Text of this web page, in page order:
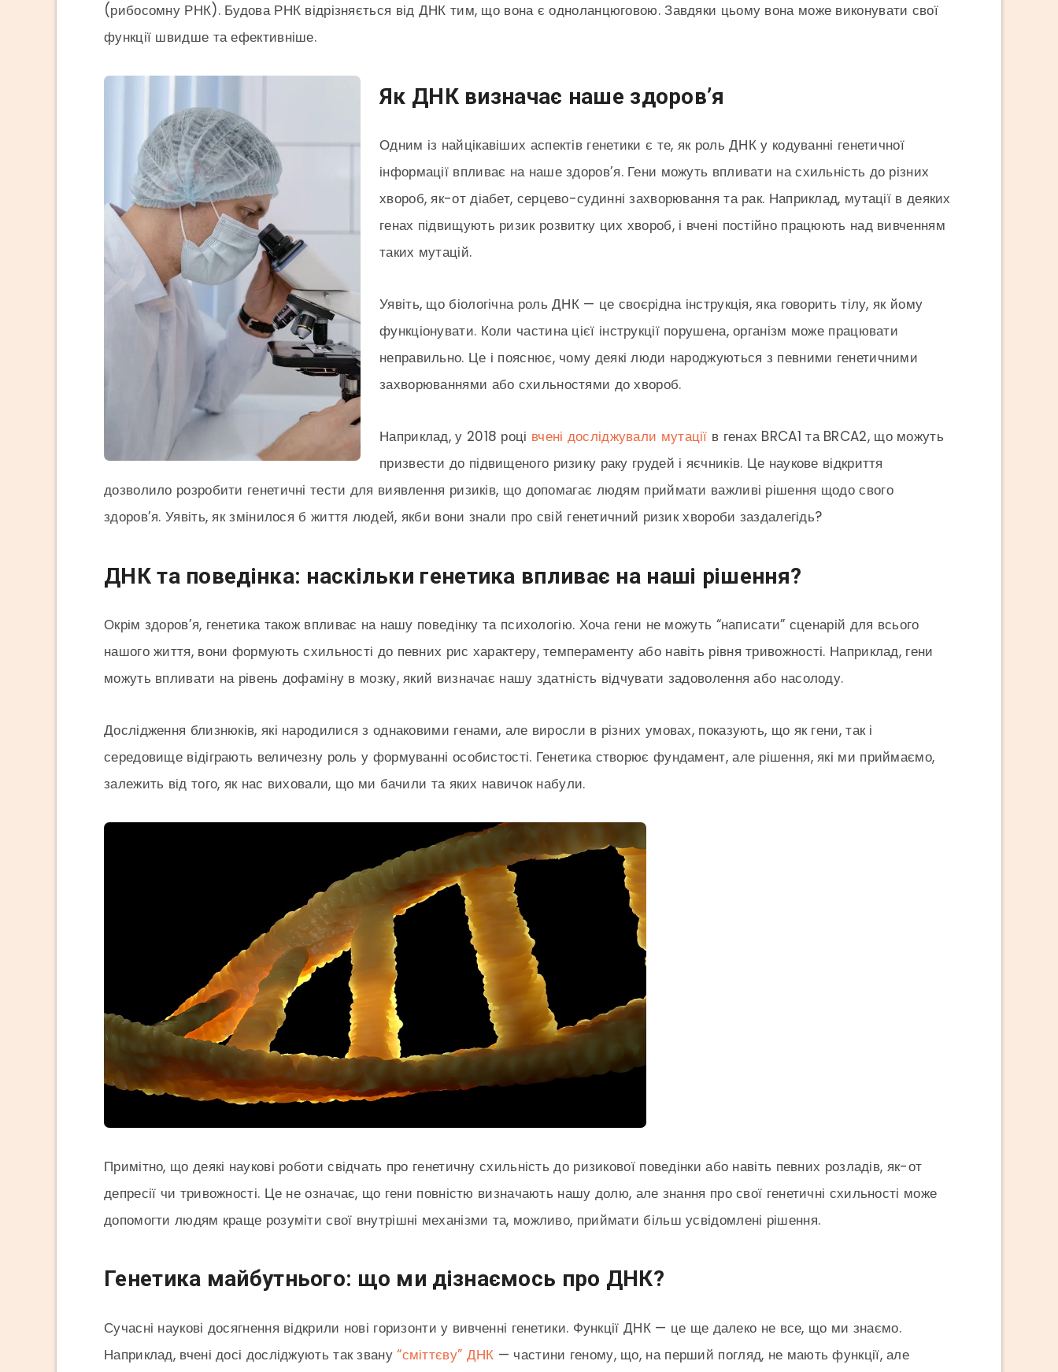
(рибосомну РНК). Будова РНК відрізняється від ДНК тим, що вона є одноланцюговою. Завдяки цьому вона може виконувати свої
функції швидше та ефективніше.
Як ДНК визначає наше здоров’я
Одним із найцікавіших аспектів генетики є те, як роль ДНК у кодуванні генетичної
інформації впливає на наше здоров’я. Гени можуть впливати на схильність до різних
хвороб, як-от діабет, серцево-судинні захворювання та рак. Наприклад, мутації в деяких
генах підвищують ризик розвитку цих хвороб, і вчені постійно працюють над вивченням
таких мутацій.
Уявіть, що біологічна роль ДНК — це своєрідна інструкція, яка говорить тілу, як йому
функціонувати. Коли частина цієї інструкції порушена, організм може працювати
неправильно. Це і пояснює, чому деякі люди народжуються з певними генетичними
захворюваннями або схильностями до хвороб.
Наприклад, у 2018 році вчені досліджували мутації в генах BRCA1 та BRCA2, що можуть
призвести до підвищеного ризику раку грудей і яєчників. Це наукове відкриття
дозволило розробити генетичні тести для виявлення ризиків, що допомагає людям приймати важливі рішення щодо свого
здоров’я. Уявіть, як змінилося б життя людей, якби вони знали про свій генетичний ризик хвороби заздалегідь?
ДНК та поведінка: наскільки генетика впливає на наші рішення?
Окрім здоров’я, генетика також впливає на нашу поведінку та психологію. Хоча гени не можуть “написати” сценарій для всього
нашого життя, вони формують схильності до певних рис характеру, темпераменту або навіть рівня тривожності. Наприклад, гени
можуть впливати на рівень дофаміну в мозку, який визначає нашу здатність відчувати задоволення або насолоду.
Дослідження близнюків, які народилися з однаковими генами, але виросли в різних умовах, показують, що як гени, так і
середовище відіграють величезну роль у формуванні особистості. Генетика створює фундамент, але рішення, які ми приймаємо,
залежить від того, як нас виховали, що ми бачили та яких навичок набули.
Примітно, що деякі наукові роботи свідчать про генетичну схильність до ризикової поведінки або навіть певних розладів, як-от
депресії чи тривожності. Це не означає, що гени повністю визначають нашу долю, але знання про свої генетичні схильності може
допомогти людям краще розуміти свої внутрішні механізми та, можливо, приймати більш усвідомлені рішення.
Генетика майбутнього: що ми дізнаємось про ДНК?
Сучасні наукові досягнення відкрили нові горизонти у вивченні генетики. Функції ДНК — це ще далеко не все, що ми знаємо.
Наприклад, вчені досі досліджують так звану“сміттєву” ДНК — частини геному, що, на перший погляд, не мають функції, але